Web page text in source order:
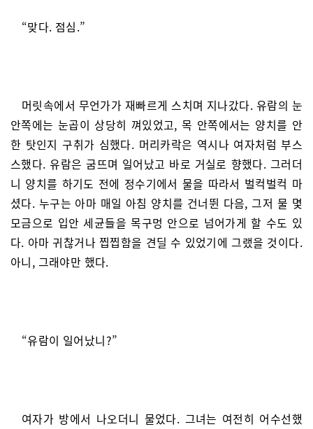
“맞다. 점심.”
머릿속에서 무언가가 재빠르게 스치며 지나갔다. 유람의 눈
안쪽에는 눈곱이 상당히 껴있었고, 목 안쪽에서는 양치를 안
한 탓인지 구취가 심했다. 머리카락은 역시나 여자처럼 부스
스했다. 유람은 굼뜨며 일어났고 바로 거실로 향했다. 그러더
니 양치를 하기도 전에 정수기에서 물을 따라서 벌컥벌컥 마
셨다. 누구는 아마 매일 아침 양치를 건너뛴 다음, 그저 물 몇
모금으로 입안 세균들을 목구멍 안으로 넘어가게 할 수도 있
다. 아마 귀찮거나 찝찝함을 견딜 수 있었기에 그랬을 것이다.
아니, 그래야만 했다.
“유람이 일어났니?”
여자가 방에서 나오더니 물었다. 그녀는 여전히 어수선했